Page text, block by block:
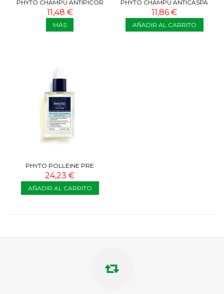
PHYTO CHAMPÚ ANTIPICOR
DERMO CALMANTE 250 ML
11,48 €
MÁS
PHYTO CHAMPÚ ANTICASPA
DERMO TRATANTE 250 ML
11,86 €
AÑADIR AL CARRITO
PHYTO POLLEINE PRE
CHAMPÚ 30 ML
24,23 €
AÑADIR AL CARRITO